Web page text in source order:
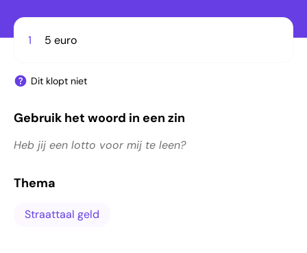
1 5 euro
Dit klopt niet
Gebruik het woord in een zin
Heb jij een lotto voor mij te leen?
Thema
Straattaal geld